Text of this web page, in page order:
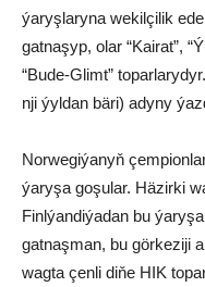
ýaryşlaryna wekilçilik
gatnaşyp, olar “Kairat”,
“Bude-Glimt”
nji ýyldan bäri) adyny
Norwegiýanyň
ýaryşa goşular. Häzirki
Finlýandiýadan bu
gatnaşman, bu görkeziji
wagta çenli diňe HIK